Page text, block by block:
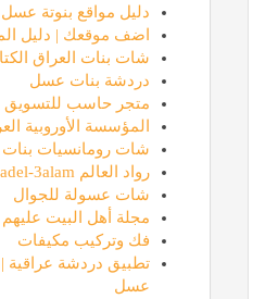
دليل مواقع بنوتة عسل
اضف موقعك | دليل
شات بنات العراق
دردشة بنات عسل
متجر حاسب للتسويق
المؤسسة الأوروبية
شات رومانسيات بنات
رواد العالم rowadel-3alam
شات عسولة للجوال
مجلة أهل البيت عليهم
فك وتركيب مكيفات
تطبيق دردشة عراقية
عسل